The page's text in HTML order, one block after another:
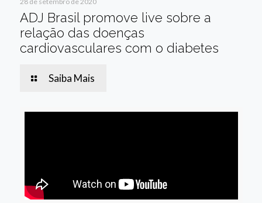
ADJ Brasil promove live sobre a
relação das doenças
cardiovasculares com o diabetes
Saiba Mais